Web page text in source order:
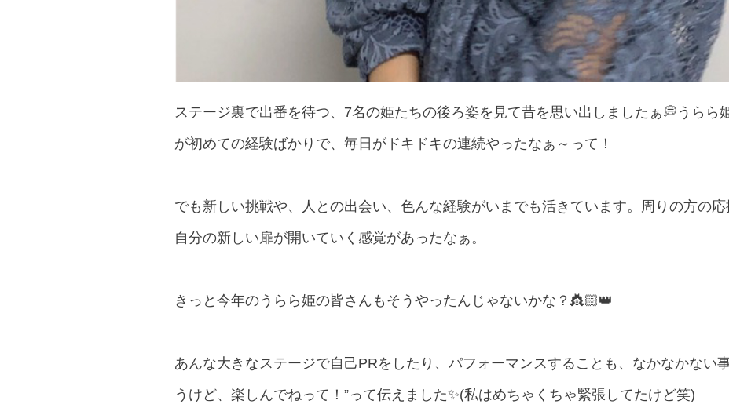
ステージ裏で出番を待つ、7名の姫たちの後ろ姿を見て昔を思い出しましたぁ💭うらら
が初めての経験ばかりで、毎日がドキドキの連続やったなぁ～って！
でも新しい挑戦や、人との出会い、色んな経験がいまでも活きています。周りの方の
自分の新しい扉が開いていく感覚があったなぁ。
きっと今年のうらら姫の皆さんもそうやったんじゃないかな？👸🏻👑
あんな大きなステージで自己PRをしたり、パフォーマンスすることも、なかなかない
うけど、楽しんでねって！”って伝えました✨(私はめちゃくちゃ緊張してたけど笑)